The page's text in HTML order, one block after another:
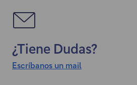
¿Tiene Dudas?
Escríbanos un mail
"